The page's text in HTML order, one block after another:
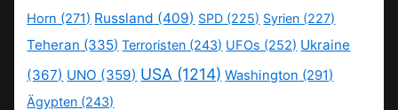
Horn (271) Russland (409) SPD (225) Syrien (227)
Teheran (335) Terroristen (243) UFOs (252) Ukraine
(367) UNO (359) USA (1214) Washington (291)
Ägypten (243)